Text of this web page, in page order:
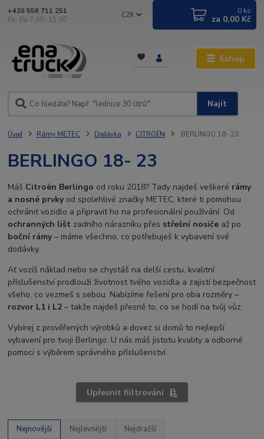
Eshop
CZK
Najít
+420 558 711 251
Po- Pá 7:00- 15:00
0 ks
za 0,00 Kč
Úvod Rámy METEC Dodávka CITROËN BERLINGO 18- 23
BERLINGO 18- 23
Máš Citroën Berlingo od roku 2018? Tady najdeš veškeré rámy
a nosné prvkyod spolehlivé značky METEC, které ti pomohou
ochránit vozidlo a připravit ho na profesionální používání. Od
ochranných lišt zadního nárazníku přes střešní nosiče až po
boční rámy– máme všechno, co potřebuješ k vybavení své
dodávky.
Ať vozíš náklad nebo se chystáš na delší cestu, kvalitní
příslušenství prodlouží životnost tvého vozidla a zajistí bezpečnost
všeho, co vezmeš s sebou. Nabízíme řešení pro oba rozměry –
rozvor L1 i L2 – takže najdeš přesně to, co se hodí na tvůj vůz.
Vybírej z prověřených výrobků a dovez si domů to nejlepší
vybavení pro tvoji Berlingo. U nás máš jistotu kvality a odborné
pomoci s výběrem správného příslušenství.
Upřesnit fiiltrování
Nejnovější Nejlevnější Nejdražší